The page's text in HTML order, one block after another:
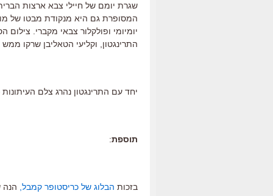
שגרת יומם של חיילי צבא ארצות
המסופרת גם היא מנקודת מבטו של
יומיומי ופולקלור צבאי מקברי.
התרינגטון, וקליעי הטאליבן שרקו
יחד עם התרינגטון נהרג צלם העיתונות
תוספת:
בזכות הבלוג של כריסטופר קמבל, הנה